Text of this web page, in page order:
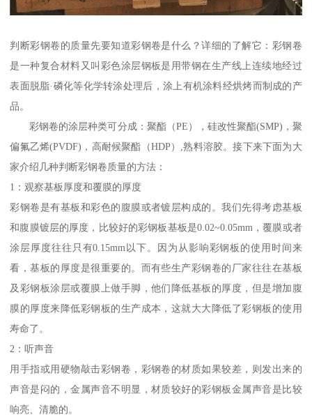
判断彩钢卷的质量先要知道彩钢卷是什么？详细的了解它：彩钢卷
是一种复合材料又叫彩色涂层钢板是用带钢在生产线上连续地经过
表面脱脂·磷化等化学转涂处理后，涂上有机涂料经烘烤而制成的产
品。
彩钢卷的涂层种类可分成：聚酯（PE），硅改性聚酯(SMP)，聚
偏氟乙烯(PVDF)，高耐候聚酯（HDP）,熟料溶胶。接下来下面为大
家介绍几种判断彩钢卷质量的方法：
1：观察基板厚度和覆膜的厚度
彩钢卷是有基板和彩色的腹膜或者镀层构成的。我们先得考虑基板
和腹膜镀层的厚度，比较好的彩钢板基板是0.02~0.05mm，覆膜或者
涂层厚度往往只有0.15mm以下。因为从影响彩钢板的使用时间来
看，基板的厚度是很重要的。而有些生产彩钢卷的厂家往往在基板
及彩钢板涂层或覆膜上做手脚，他们降低基板的厚度，但是增加腹
膜的厚度来降低彩钢板的生产成本，这就大大降低了彩钢板的使用
寿命了。
2：听声音
用手指或用硬物敲击彩钢卷，彩钢卷的材质如果较差，则发出来的
声音是闷的，金属声音不明显，材质较好的彩钢板金属声音是比较
响亮、清脆的。